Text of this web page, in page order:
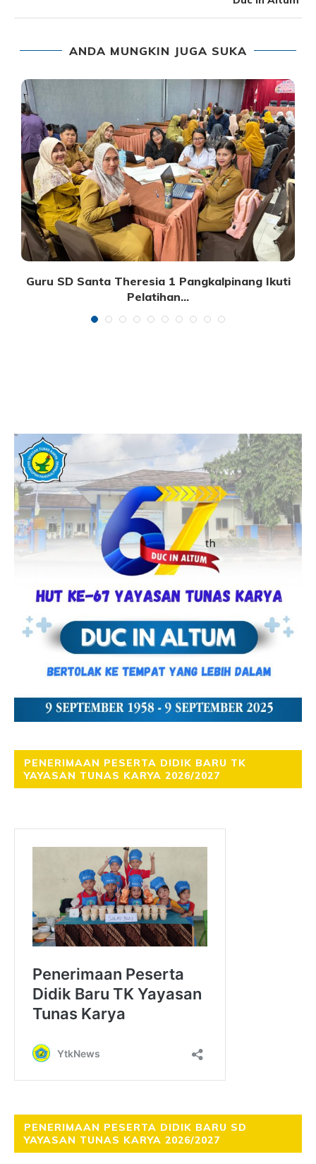
ANDA MUNGKIN JUGA SUKA
Guru SD Santa Theresia 1 Pangkalpinang Ikuti
Pelatihan...
PENERIMAAN PESERTA DIDIK BARU TK
YAYASAN TUNAS KARYA 2026/2027
PENERIMAAN PESERTA DIDIK BARU SD
YAYASAN TUNAS KARYA 2026/2027